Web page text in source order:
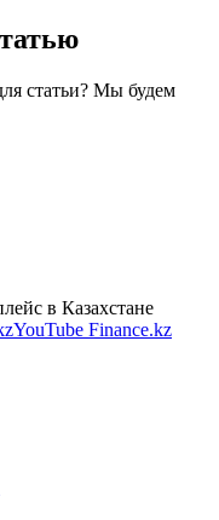
статьи? Мы будем
в Казахстане
YouTube Finance.kz